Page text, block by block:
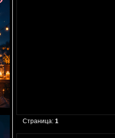
Страница:1